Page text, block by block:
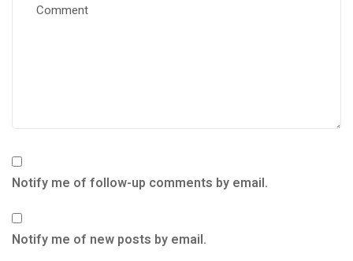
Notify me of follow-up comments by email.
Notify me of new posts by email.